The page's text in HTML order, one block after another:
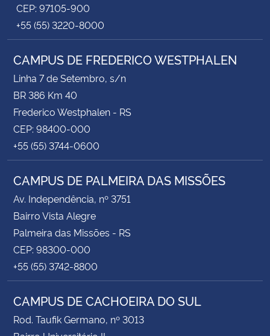
CEP: 97105-900
+55 (55) 3220-8000
CAMPUS DE FREDERICO WESTPHALEN
Linha 7 de Setembro, s/n
BR 386 Km 40
Frederico Westphalen - RS
CEP: 98400-000
+55 (55) 3744-0600
CAMPUS DE PALMEIRA DAS MISSÕES
Av. Independência, nº 3751
Bairro Vista Alegre
Palmeira das Missões - RS
CEP: 98300-000
+55 (55) 3742-8800
CAMPUS DE CACHOEIRA DO SUL
Rod. Taufik Germano, nº 3013